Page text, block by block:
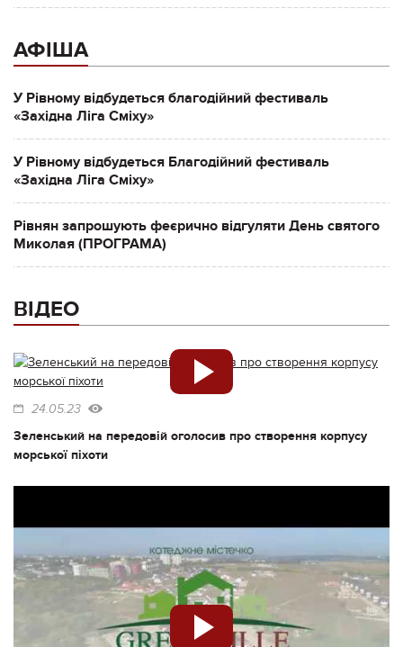
АФІША
У Рівному відбудеться благодійний фестиваль
«Західна Ліга Сміху»
У Рівному відбудеться Благодійний фестиваль
«Західна Ліга Сміху»
Рівнян запрошують феєрично відгуляти День святого
Миколая (ПРОГРАМА)
ВІДЕО
24.05.23
Зеленський на передовій оголосив про створення корпусу
морської піхоти